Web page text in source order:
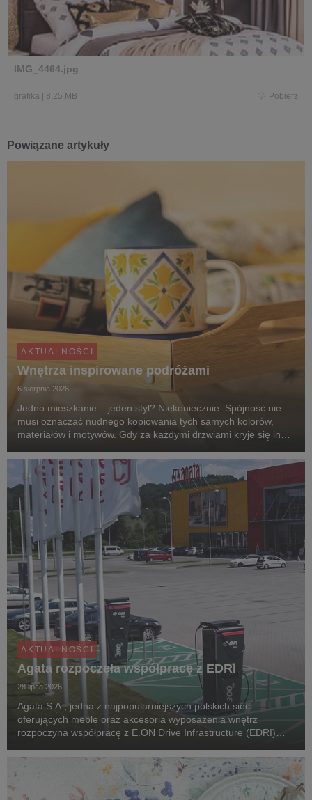
IMG_4464.jpg
grafika | 8,25 MB Pobierz
Powiązane artykuły
AKTUALNOŚCI
Wnętrza inspirowane podróżami
6 sierpnia 2026
Jedno mieszkanie – jeden styl? Niekoniecznie. Spójność nie
musi oznaczać nudnego kopiowania tych samych kolorów,
materiałów i motywów. Gdy za każdymi drzwiami kryje się inny
po różnych zakątkach świata. Zgodnie z...
AKTUALNOŚCI
Agata rozpoczęła współpracę z EDRI
28 lipca 2026
Agata S.A., jedna z najpopularniejszych polskich sieci
oferujących meble oraz akcesoria wyposażenia wnętrz
rozpoczyna współpracę z E.ON Drive Infrastructure (EDRI)
pojazdów elektrycznych. Jeszcze w tym roku, pr...